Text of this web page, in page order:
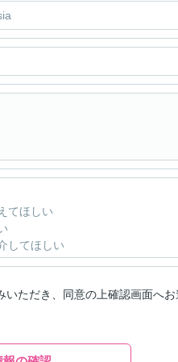
いただき、同意の上確認画面へお